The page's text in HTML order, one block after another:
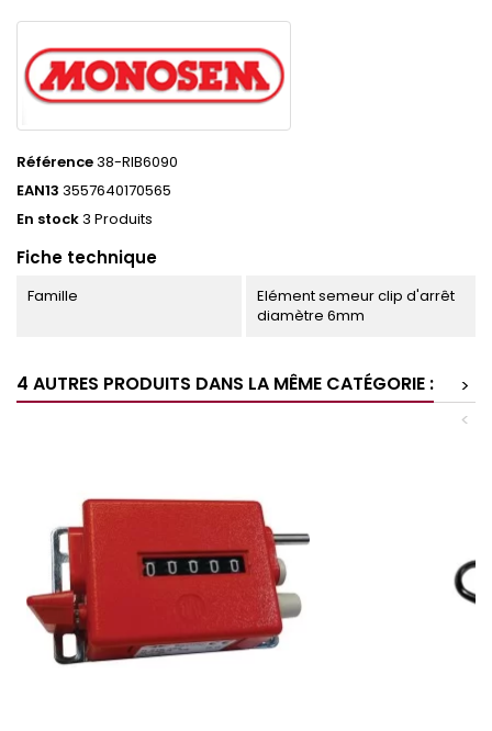
Référence38-RIB6090
EAN13 3557640170565
En stock3 Produits
Fiche technique
Famille
Elément semeur clip d'arrêt
diamètre 6mm
4 AUTRES PRODUITS DANS LA MÊME CATÉGORIE :
>
<